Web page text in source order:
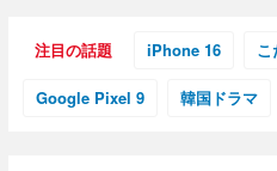
注目の話題 iPhone 16
Google Pixel 9 韓国ドラマ